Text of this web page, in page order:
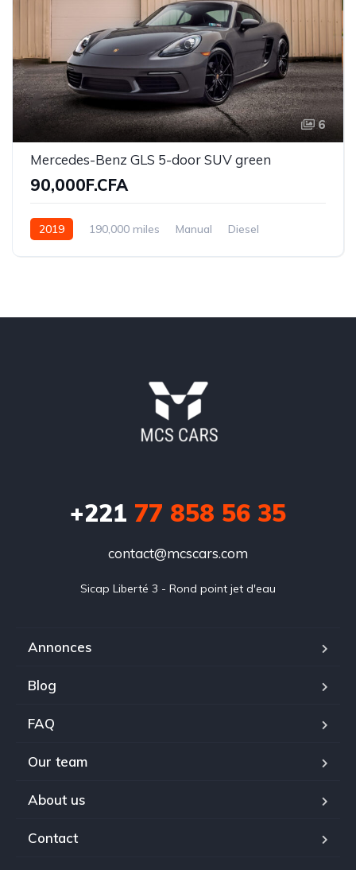
6
Mercedes-Benz GLS 5-door SUV green
90,000F.CFA
2019 190,000 miles Manual
Diesel
+221 77 858 56 35
contact@mcscars.com
Sicap Liberté 3 - Rond point jet d'eau
Annonces
Blog
FAQ
Our team
About us
Contact